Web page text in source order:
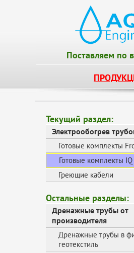
Поставляем по
Текущий раздел:
Электрообогрев
Готовые комплекты
Готовые комплекты IQ
Греющие кабели
Остальные разделы:
Дренажные трубы от
производителя
Дренажные трубы в
геотекстиль